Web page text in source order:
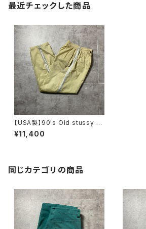
最近チェックした商品
【USA製】90's Old stussy ス
テューシー ショーンフォント
プリント サイドライン ナイロ
¥11,400
同じカテゴリの商品